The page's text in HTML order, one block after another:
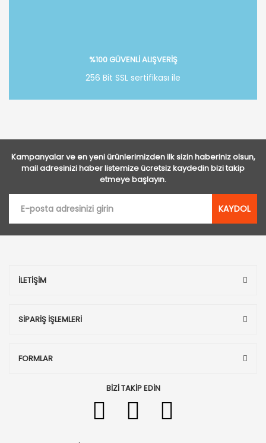
%100 GÜVENLİ ALIŞVERİŞ
256 Bit SSL sertifikası ile
Kampanyalar ve en yeni ürünlerimizden ilk sizin haberiniz olsun,
mail adresinizi haber listemize ücretsiz kaydedin bizi takip
etmeye başlayın.
KAYDOL
İLETİŞİM
SİPARİŞ İŞLEMLERİ
FORMLAR
BİZİ TAKİP EDİN